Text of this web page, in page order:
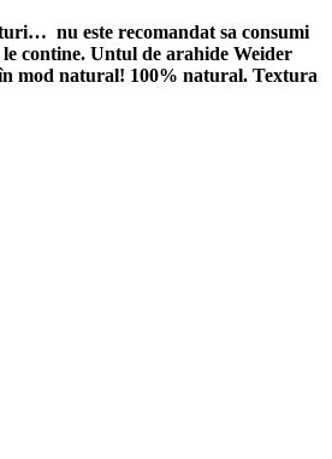
nu este recomandat sa consumi
contine. Untul de arahide Weider
mod natural! 100% natural. Textura